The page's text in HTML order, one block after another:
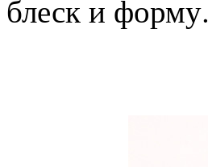
блеск и форму.